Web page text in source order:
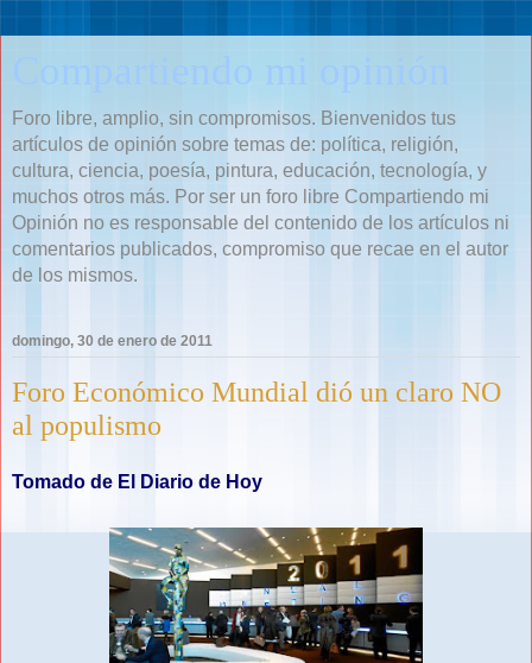
Compartiendo mi opinión
Foro libre, amplio, sin compromisos. Bienvenidos tus
artículos de opinión sobre temas de: política, religión,
cultura, ciencia, poesía, pintura, educación, tecnología, y
muchos otros más. Por ser un foro libre Compartiendo mi
Opinión no es responsable del contenido de los artículos ni
comentarios publicados, compromiso que recae en el autor
de los mismos.
domingo, 30 de enero de 2011
Foro Económico Mundial dió un claro NO
al populismo
Tomado de El Diario de Hoy